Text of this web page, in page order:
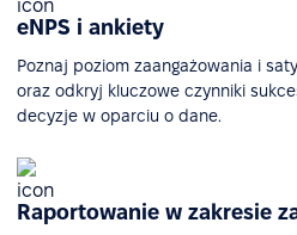
eNPS i ankiety
Poznaj poziom zaangażowania i
oraz odkryj kluczowe czynniki
decyzje w oparciu o dane.
Raportowanie w zakresie